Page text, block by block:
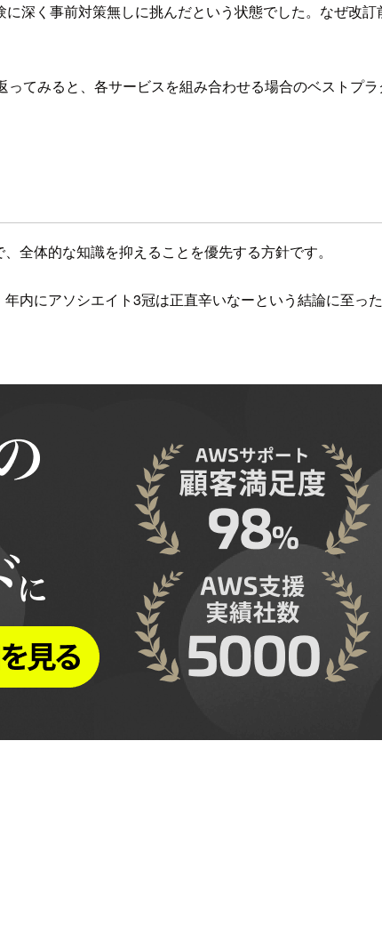
深く事前対策無しに挑んだという状態でした。なぜ改
てみると、各サービスを組み合わせる場合のベストプ
全体的な知識を抑えることを優先する方針です。
内にアソシエイト3冠は正直辛いなーという結論に至っ